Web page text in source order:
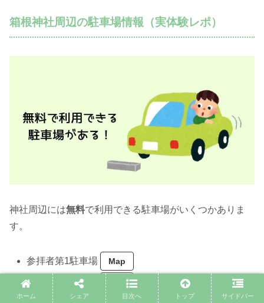
箱根神社周辺の駐車場情報（実体験レポ）
神社周辺には無料で利用できる駐車場がいくつかありま
す。
参拝者第1駐車場 Map
参拝者第3駐車場
ホーム シェア 目次へ トップ サイドバー